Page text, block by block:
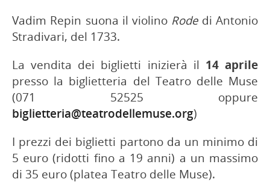
Vadim Repin suona il violino Rodedi Antonio
Stradivari, del 1733.
La vendita dei biglietti inizierà il 14 aprile
presso la biglietteria del Teatro delle Muse
(071 52525 oppure
biglietteria@teatrodellemuse.org)
I prezzi dei biglietti partono da un minimo di
5 euro (ridotti fino a 19 anni) a un massimo
di 35 euro (platea Teatro delle Muse).